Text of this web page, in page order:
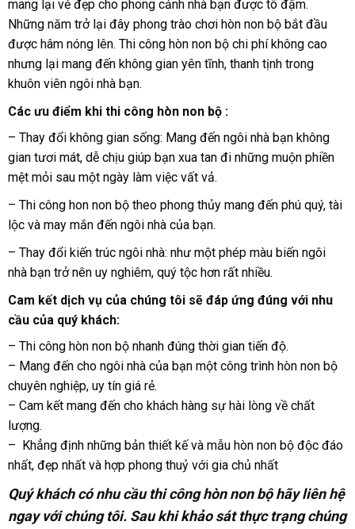
mang lại vẻ đẹp cho phong cảnh nhà bạn được tô đậm.
Những năm trở lại đây phong trào chơi hòn non bộ bắt đầu
được hâm nóng lên. Thi công hòn non bộ chi phí không cao
nhưng lại mang đến không gian yên tĩnh, thanh tịnh trong
khuôn viên ngôi nhà bạn.
Các ưu điểm khi thi công hòn non bộ :
– Thay đổi không gian sống: Mang đến ngôi nhà bạn không
gian tươi mát, dễ chịu giúp bạn xua tan đi những muộn phiền
mệt mỏi sau một ngày làm việc vất vả.
– Thi công hon non bộ theo phong thủy mang đến phú quý, tài
lộc và may mắn đến ngôi nhà của bạn.
– Thay đổi kiến trúc ngôi nhà: như một phép màu biến ngôi
nhà bạn trở nên uy nghiêm, quý tộc hơn rất nhiều.
Cam kết dịch vụ của chúng tôi sẽ đáp ứng đúng với nhu
cầu của quý khách:
– Thi công hòn non bộ nhanh đúng thời gian tiến độ.
– Mang đến cho ngôi nhà của bạn một công trình hòn non bộ
chuyên nghiệp, uy tín giá rẻ.
– Cam kết mang đến cho khách hàng sự hài lòng về chất
lượng.
– Khẳng định những bản thiết kế và mẫu hòn non bộ độc đáo
nhất, đẹp nhất và hợp phong thuỷ với gia chủ nhất
Quý khách có nhu cầu thi công hòn non bộ hãy liên hệ
ngay với chúng tôi. Sau khi khảo sát thực trạng chúng